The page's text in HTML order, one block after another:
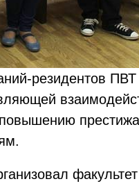
резидентов